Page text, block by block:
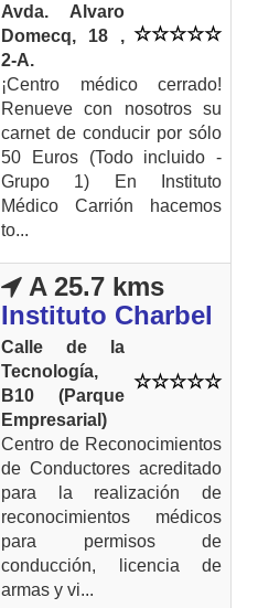
Avda. Alvaro
Domecq, 18 ,
2-A.
¡Centro médico cerrado!
Renueve con nosotros su
carnet de conducir por sólo
50 Euros (Todo incluido -
Grupo 1) En Instituto
Médico Carrión hacemos
to...
A 25.7 kms
Instituto Charbel
Calle de la
Tecnología,
B10 (Parque
Empresarial)
Centro de Reconocimientos
de Conductores acreditado
para la realización de
reconocimientos médicos
para permisos de
conducción, licencia de
armas y vi...